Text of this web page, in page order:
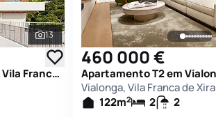
Ver todas as fotografias
13
Apartamento T2 em Vialonga, Vila Franca de Xira
460 000 €
Vialonga, Vila Franca de Xira
122m2 2
2